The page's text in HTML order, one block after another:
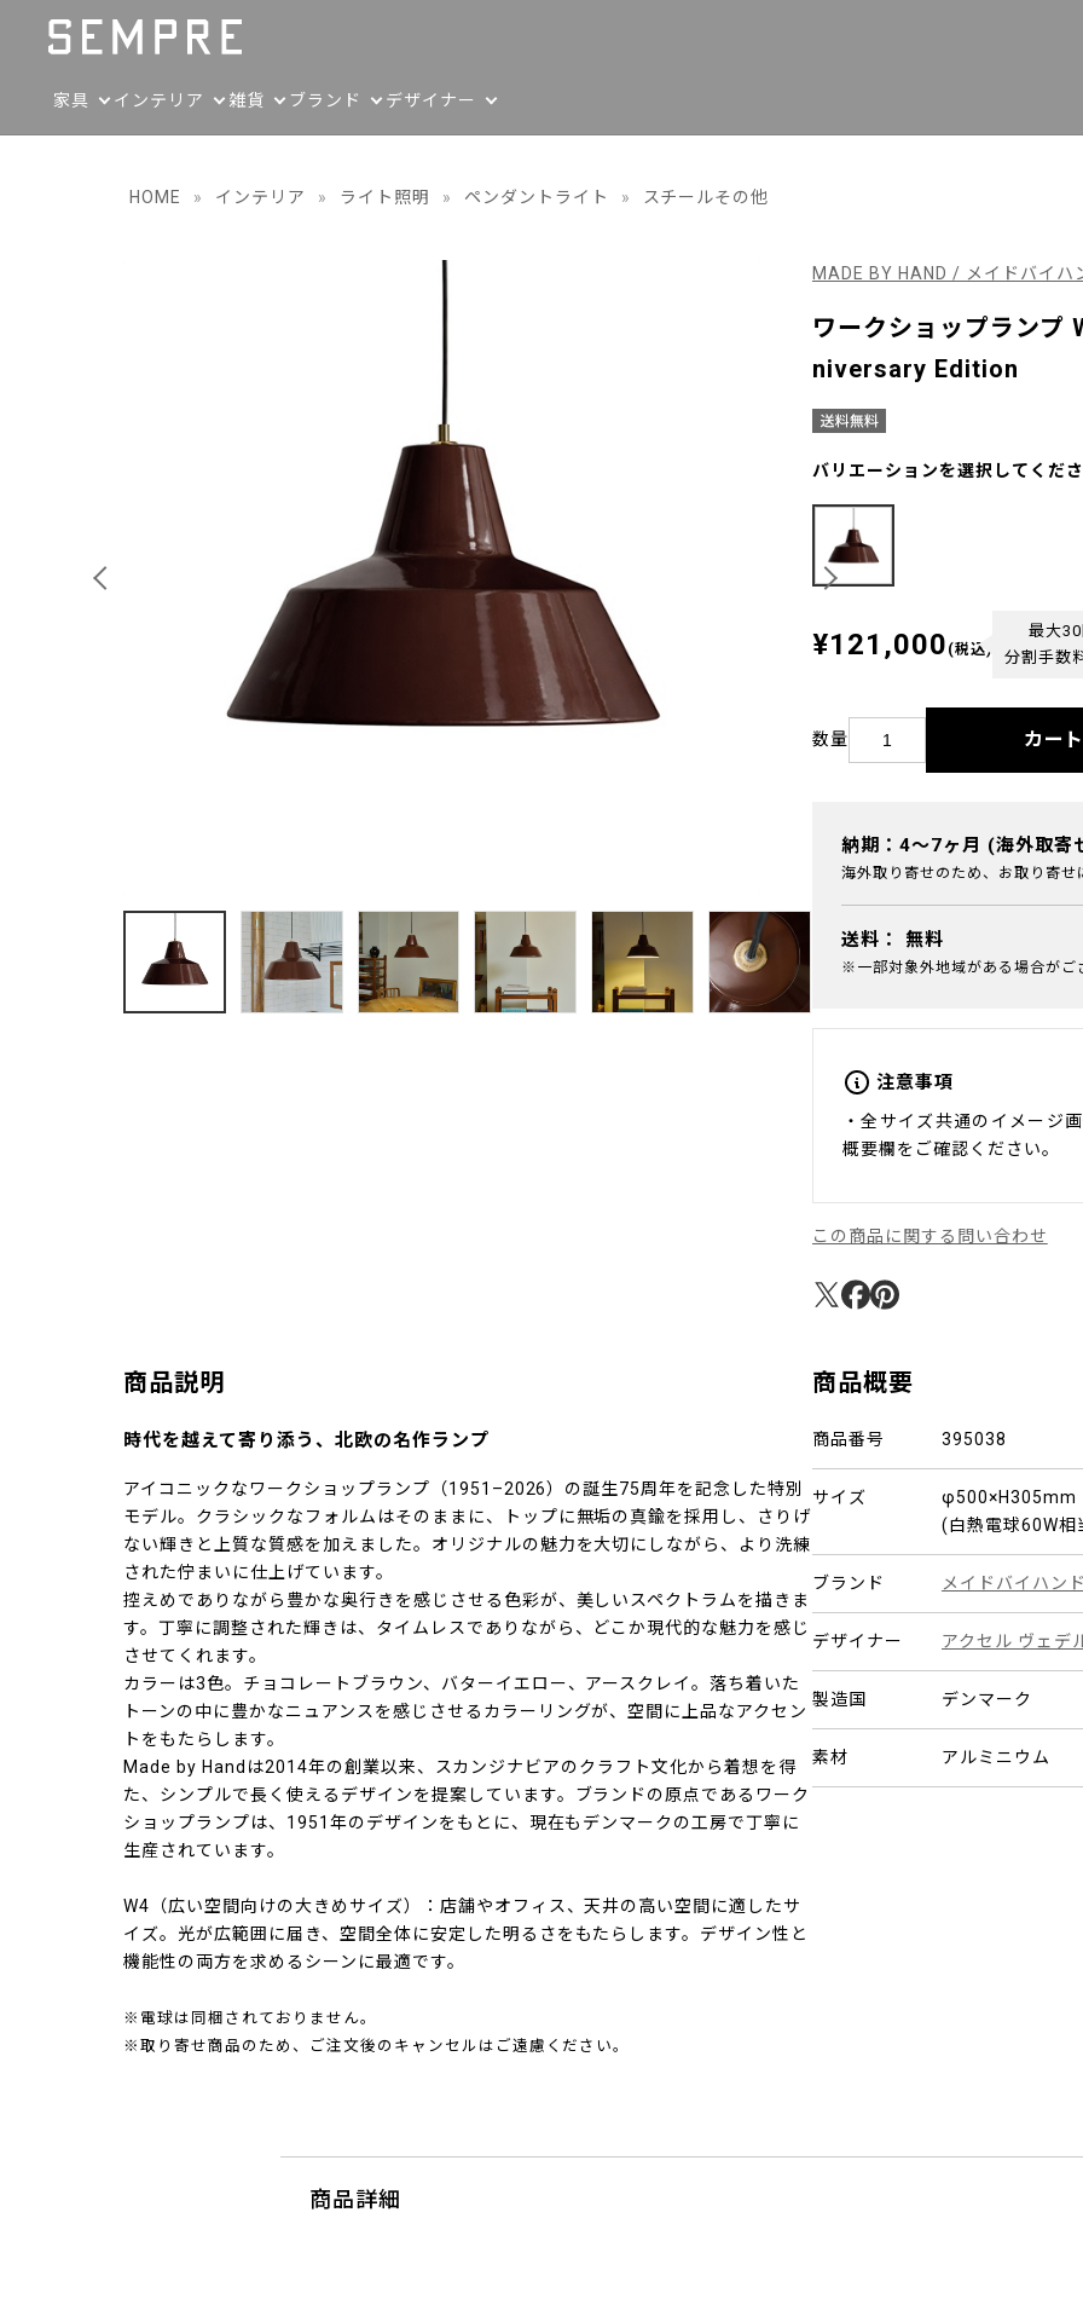
家具 インテリア 雑貨 ブランド デザイナー
HOME » インテリア » ライト照明 » ペンダントライト » スチールその他
MADE BY HAND / メイドバイハ
ワークショップランプ
niversary Edition
バリエーションを選択してくだ
¥121,000 (税込)
最大30
分割手数
数量 カー
納期：4～7ヶ月 (海外取寄
海外取り寄せのため、お取り寄せ
送料： 無料
※一部対象外地域がある場合がご
注意事項
・全サイズ共通のイメージ
概要欄をご確認ください。
この商品に関する問い合わせ
商品説明
時代を越えて寄り添う、北欧の名作ランプ
アイコニックなワークショップランプ（1951–2026）の誕生75周年を記念した特別
モデル。クラシックなフォルムはそのままに、トップに無垢の真鍮を採用し、さりげ
ない輝きと上質な質感を加えました。オリジナルの魅力を大切にしながら、より洗練
された佇まいに仕上げています。
控えめでありながら豊かな奥行きを感じさせる色彩が、美しいスペクトラムを描きま
す。丁寧に調整された輝きは、タイムレスでありながら、どこか現代的な魅力を感じ
させてくれます。
カラーは3色。チョコレートブラウン、バターイエロー、アースクレイ。落ち着いた
トーンの中に豊かなニュアンスを感じさせるカラーリングが、空間に上品なアクセン
トをもたらします。
Made by Handは2014年の創業以来、スカンジナビアのクラフト文化から着想を得
た、シンプルで長く使えるデザインを提案しています。ブランドの原点であるワーク
ショップランプは、1951年のデザインをもとに、現在もデンマークの工房で丁寧に
生産されています。
W4（広い空間向けの大きめサイズ）：店舗やオフィス、天井の高い空間に適したサ
イズ。光が広範囲に届き、空間全体に安定した明るさをもたらします。デザイン性と
機能性の両方を求めるシーンに最適です。
※電球は同梱されておりません。
※取り寄せ商品のため、ご注文後のキャンセルはご遠慮ください。
商品概要
商品番号 395038
サイズ
φ500×H305mm
(白熱電球60W
ブランド メイドバイハンド
デザイナー アクセル ヴェデ
製造国 デンマーク
素材 アルミニウム
商品詳細